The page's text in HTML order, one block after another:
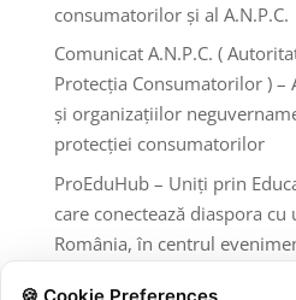
consumatorilor și al A.N.P.C.
Comunicat A.N.P.C. (
Protecția Consumatorilor ) –
și organizațiilor
protecției consumatorilor
ProEduHub – Uniți prin
care conectează diaspora
România, în centrul